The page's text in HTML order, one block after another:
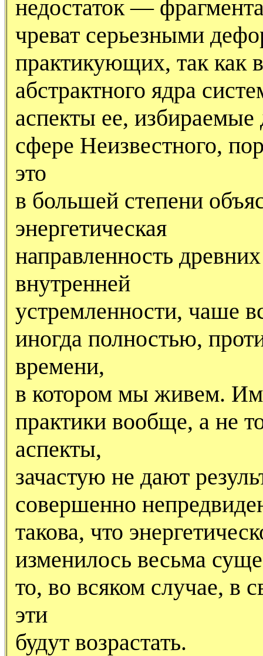
недостаток —
чреват серьезными
практикующих, так как
абстрактного ядра
аспекты ее, избираемые
сфере Неизвестного,
это
в большей степени
энергетическая
направленность
внутренней
устремленности, чаше
иногда полностью,
времени,
в котором мы живем.
практики вообще, а не
аспекты,
зачастую не дают
совершенно
такова, что
изменилось весьма
то, во всяком случае, в
эти
будут возрастать.